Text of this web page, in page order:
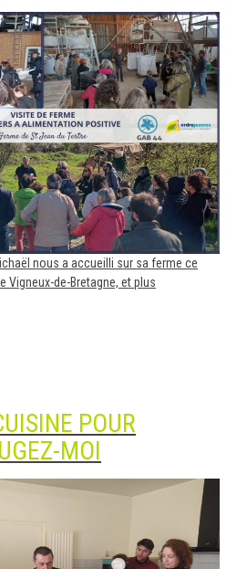
nous a accueilli sur sa ferme ce
Vigneux-de-Bretagne, et plus
POUR
MOI